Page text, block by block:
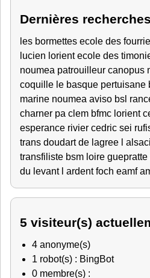
Dernières recherches
les bormettes ecole des
lucien lorient ecole des
noumea patrouilleur canopus
coquille le basque pertuisane
marine noumea aviso bsl
charner pa clem bfmc lorient
esperance rivier cedric sei
trans doudart de lagree l
transfiliste bsm loire guepratte
du levant
l ardent foch eamf
5 visiteur(s)
4 anonyme(s)
1 robot(s) : BingBot
0 membre(s) :